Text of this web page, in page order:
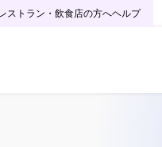
ストラン・飲食店の方へヘルプ